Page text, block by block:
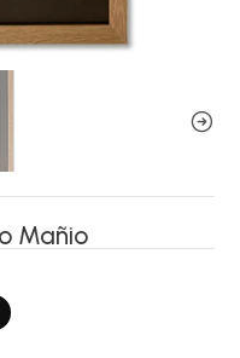
Mañio